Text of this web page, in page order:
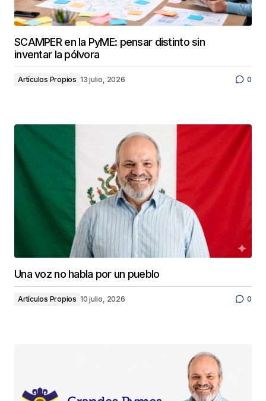
SCAMPER en la PyME: pensar distinto sin
inventar la pólvora
Artículos Propios 13 julio, 2026 0
Una voz no habla por un pueblo
Artículos Propios 10 julio, 2026 0